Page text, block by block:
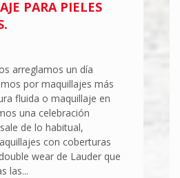
PARA PIELES
arreglamos un día
por maquillajes más
fluida o maquillaje en
una celebración
de lo habitual,
con coberturas
wear de Lauder que
las...